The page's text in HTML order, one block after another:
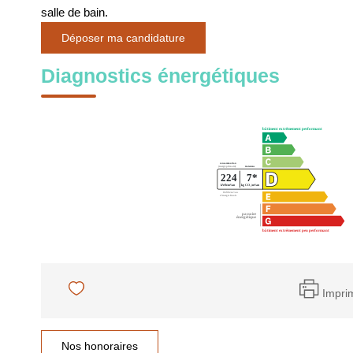
salle de bain.
Déposer ma candidature
Diagnostics énergétiques
Nos honoraires